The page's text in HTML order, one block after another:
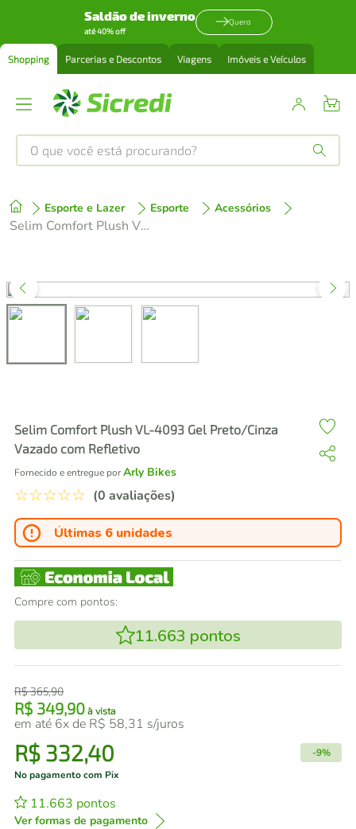
Saldão de inverno
até 40% off
Quero
Shopping Parcerias e Descontos Viagens Imóveis e Veículos
O que você está procurando?
Esporte e Lazer Esporte Acessórios
Selim Comfort Plush VL-4093 Gel Preto/Cinza Vazado com Refletivo
Selim Comfort Plush VL-4093 Gel Preto/Cinza
Vazado com Refletivo
Fornecido e entregue porArly Bikes
☆☆☆☆☆ (0 avaliações)
Últimas 6 unidades
Compre com pontos:
11.663 pontos
R$365,90
R$ 349,90 à vista
em até 6x de R$ 58,31 s/juros
R$ 332,40 -9%
No pagamento com Pix
11.663 pontos
Ver formas de pagamento
1 º tenis
perfume